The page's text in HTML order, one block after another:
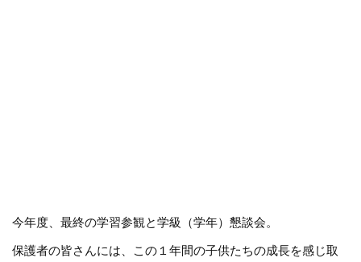
今年度、最終の学習参観と学級（学年）懇談会。
保護者の皆さんには、この１年間の子供たちの成長を感じ取